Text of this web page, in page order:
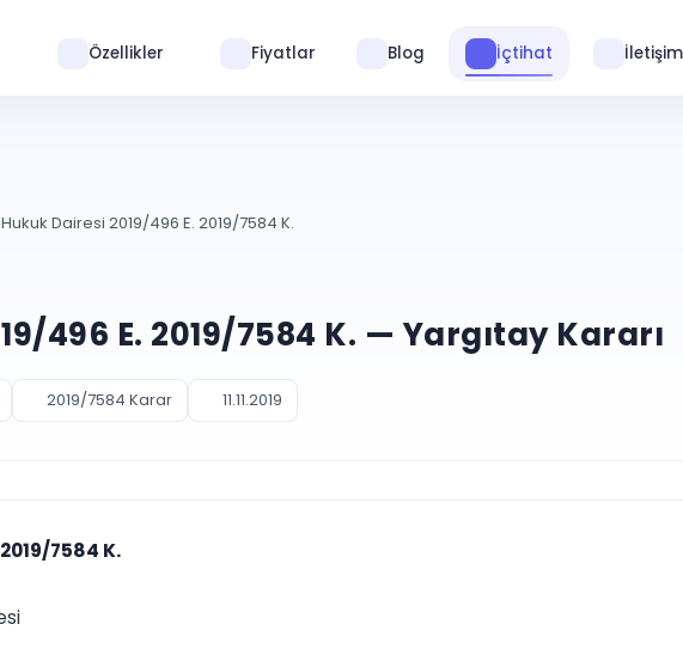
Özellikler Fiyatlar Blog İçtihat İletişim
Hukuk Dairesi 2019/496 E. 2019/7584 K.
496 E. 2019/7584 K. — Yargıtay Kararı
2019/7584 Karar 11.11.2019
7584 K.